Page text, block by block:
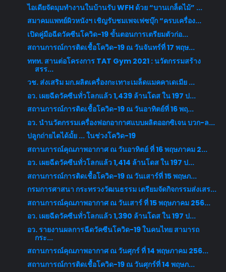
ไอเดียจัดมุมทำงานในบ้านรับ WFH ด้วย “บานเกล็ดไม้” ...
สมาคมแพทย์ผิวหนังฯ เชิญรับชมเพจเฟซบุ๊ก “ครบเครื่อง...
เปิดคู่มือฉีดวัคซีนโควิด-19 ขั้นตอนการเตรียมตัวก่อ...
สถานการณ์การติดเชื้อโควิด-19 ณ วันจันทร์ที่ 17 พฤษ...
ททท. สานต่อโครงการ TAT Gym 2021 : นวัตกรรมสร้าง
สรร...
วช. ส่งเสริม มก.ผลิตเครื่องกะเทาะเมล็ดแมคคาเดเมีย ...
อว. เผยฉีดวัคซีนทั่วโลกแล้ว 1,439 ล้านโดส ใน 197 ป...
สถานการณ์การติดเชื้อโควิด-19 ณ วันอาทิตย์ที่ 16 พฤ...
อว. นำนวัตกรรมเครื่องฟอกอากาศแบบผลิตออกซิเจน บวก-ล...
ปลูกถ่ายไตได้มั้ย ... ในช่วงโควิด-19
สถานการณ์คุณภาพอากาศ ณ วันอาทิตย์ ที่ 16 พฤษภาคม 2...
อว. เผยฉีดวัคซีนทั่วโลกแล้ว 1,414 ล้านโดส ใน 197 ป...
สถานการณ์การติดเชื้อโควิด-19 ณ วันเสาร์ที่ 15 พฤษภ...
กรมการศาสนา กระทรวงวัฒนธรรม เตรียมจัดกิจกรรมส่งเสร...
สถานการณ์คุณภาพอากาศ ณ วันเสาร์ ที่ 15 พฤษภาคม 256...
อว. เผยฉีดวัคซีนทั่วโลกแล้ว 1,390 ล้านโดส ใน 197 ป...
อว. รายงานผลการฉีดวัคซีนโควิด-19 ในคนไทย สามารถ
กระ...
สถานการณ์คุณภาพอากาศ ณ วันศุกร์ ที่ 14 พฤษภาคม 256...
สถานการณ์การติดเชื้อโควิด-19 ณ วันศุกร์ที่ 14 พฤษภ...